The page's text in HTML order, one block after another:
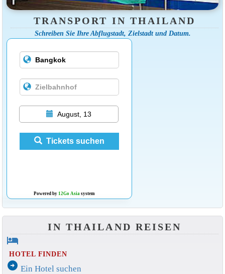
TRANSPORT IN THAILAND
Schreiben Sie Ihre Abflugstadt, Zielstadt und Datum.
August, 13
Tickets suchen
Powered by 12Go Asiasystem
IN THAILAND REISEN
hotel
HOTEL FINDEN
arrow_circle_right Ein Hotel suchen